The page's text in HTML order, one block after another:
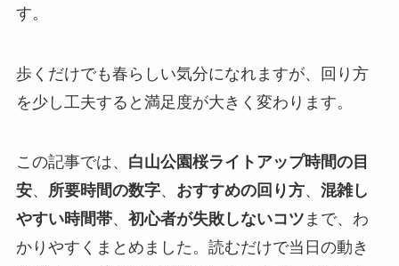
す。
歩くだけでも春らしい気分になれますが、回り方
を少し工夫すると満足度が大きく変わります。
この記事では、 白山公園桜ライトアップ時間の目
安、 所要時間の数字、 おすすめの回り方、 混雑し
やすい時間帯、 初心者が失敗しないコツ まで、わ
かりやすくまとめました。読むだけで当日の動き